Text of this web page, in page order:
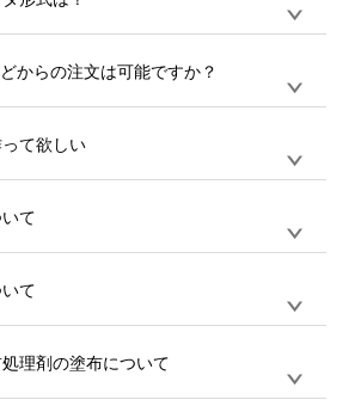
て承っております。デザインツールから
ンの作成から決済まで完了できます。
以上やシルク印刷など、大口注文の場合
ポートが担当するエコバッグコンシェル
ブラーコンシェルをご利用ください。製
数量が多ければ多いほど、オンデマンド
スよりも低価格で製作することが可能で
るデータ形式は、JPG / PNG / AI / PSD /
式になります。データの最大サイズ
どもアップロード可能です。使用できな
はエラーになります。（※ Illustratorか
接入稿には対応していません。AIで保存
ザインツールからアップロードして下さ
からの注文は可能ですか？
受け付けております。30個以上のご製
考えの方は、サポートが担当するエコバ
利用頂ければ、電話やFAX、メールなど
文が可能です。
て欲しい
て欲しい。などの場合は、製作数量が
上であれば、サポート担当が、デザイ
コンシェル
サー
ご利用ください。(※ 30個以下の場合
ザインツールをご利用ください)
て
送後18時以降に配送業者・伝票番号を
でお知らせいたしますので、直接配送業
連絡いただき調整をお願い致します。
て
内で自動的に割引(最大50%)が適用され
【付与ポイント】購入金額の1％が1ポ
理剤の塗布について